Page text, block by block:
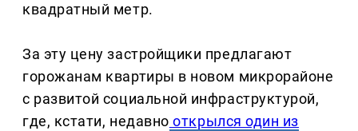
квадратный метр.
За эту цену застройщики предлагают
горожанам квартиры в новом микрорайоне
с развитой социальной инфраструктурой,
где, кстати, недавно открылся один из